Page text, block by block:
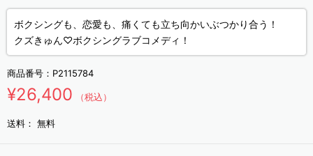
ボクシングも、恋愛も、痛くても立ち向かいぶつかり合う！
クズきゅん♡ボクシングラブコメディ！
商品番号： P2115784
¥26,400 （税込）
送料： 無料